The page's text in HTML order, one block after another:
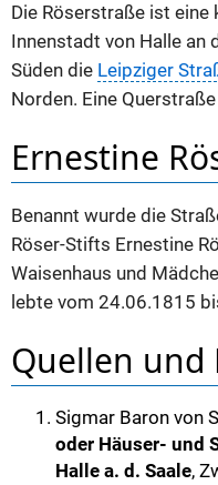
Die Röserstraße ist eine
Innenstadt von Halle an
Süden die Leipziger
Norden. Eine
Ernestine
Benannt wurde die
Röser-Stifts Ernestine
Waisenhaus und
lebte vom 24.06.1815
Quellen und
Sigmar Baron von
oder Häuser- und
Halle a. d. Saale,